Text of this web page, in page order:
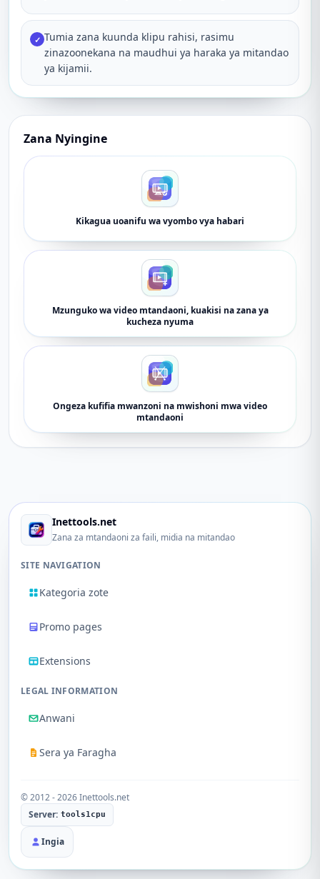
✓ Tumia zana kuunda klipu rahisi, rasimu
zinazoonekana na maudhui ya haraka ya mitandao
ya kijamii.
Zana Nyingine
Kikagua uoanifu wa vyombo vya habari
Mzunguko wa video mtandaoni, kuakisi na zana ya
kucheza nyuma
Ongeza kufifia mwanzoni na mwishoni mwa video
mtandaoni
Inettools.net
Zana za mtandaoni za faili, midia na mitandao
SITE NAVIGATION
Kategoria zote
Promo pages
Extensions
LEGAL INFORMATION
Anwani
Sera ya Faragha
© 2012 - 2026 Inettools.net
Server: tools1cpu
Ingia